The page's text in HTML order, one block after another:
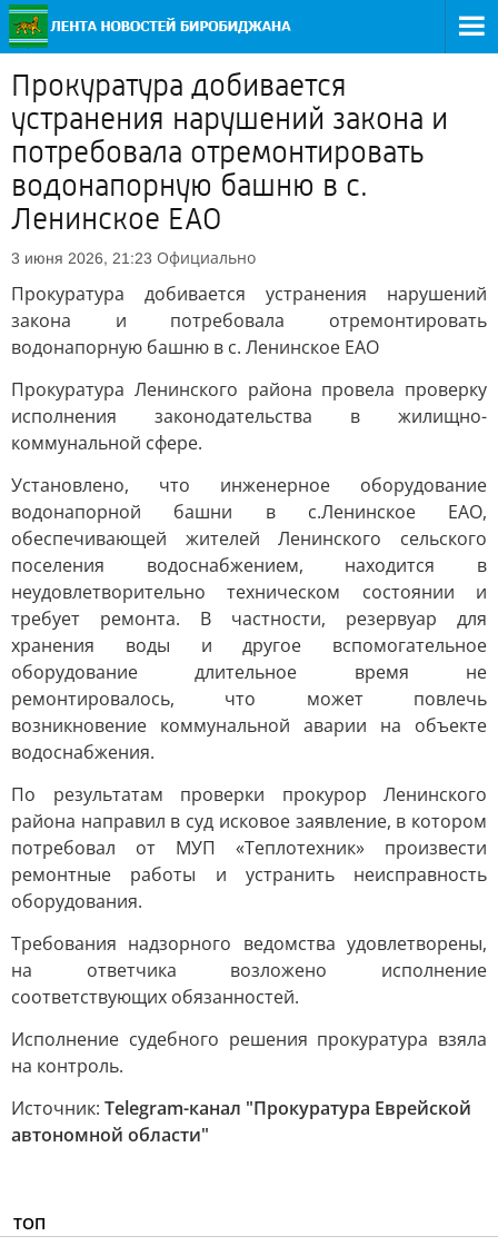
Прокуратура добивается
устранения нарушений закона и
потребовала отремонтировать
водонапорную башню в с.
Ленинское ЕАО
3 июня 2026, 21:23 Официально
Прокуратура добивается устранения нарушений
закона и потребовала отремонтировать
водонапорную башню в с. Ленинское ЕАО
Прокуратура Ленинского района провела проверку
исполнения законодательства в жилищно-
коммунальной сфере.
Установлено, что инженерное оборудование
водонапорной башни в с.Ленинское ЕАО,
обеспечивающей жителей Ленинского сельского
поселения водоснабжением, находится в
неудовлетворительно техническом состоянии и
требует ремонта. В частности, резервуар для
хранения воды и другое вспомогательное
оборудование длительное время не
ремонтировалось, что может повлечь
возникновение коммунальной аварии на объекте
водоснабжения.
По результатам проверки прокурор Ленинского
района направил в суд исковое заявление, в котором
потребовал от МУП «Теплотехник» произвести
ремонтные работы и устранить неисправность
оборудования.
Требования надзорного ведомства удовлетворены,
на ответчика возложено исполнение
соответствующих обязанностей.
Исполнение судебного решения прокуратура взяла
на контроль.
Источник: Telegram-канал "Прокуратура Еврейской
автономной области"
ТОП